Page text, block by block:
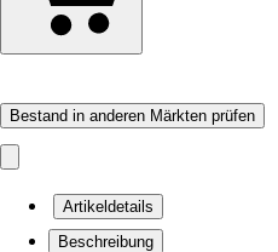
Bestand in anderen Märkten prüfen
Artikeldetails
Beschreibung